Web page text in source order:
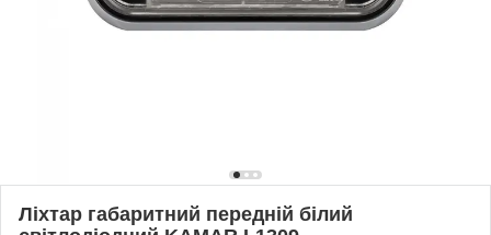
Ліхтар габаритний передній білий